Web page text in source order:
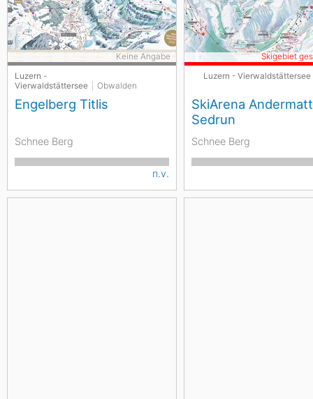
Luzern -
Vierwaldstättersee
Obwalden
Engelberg Titlis
Keine Angabe
Schnee Berg
n.v.
Luzern - Vierwaldstättersee
SkiArena
Sedrun
Skigebiet
Schnee Berg